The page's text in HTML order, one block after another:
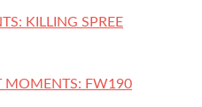
KILLING SPREE